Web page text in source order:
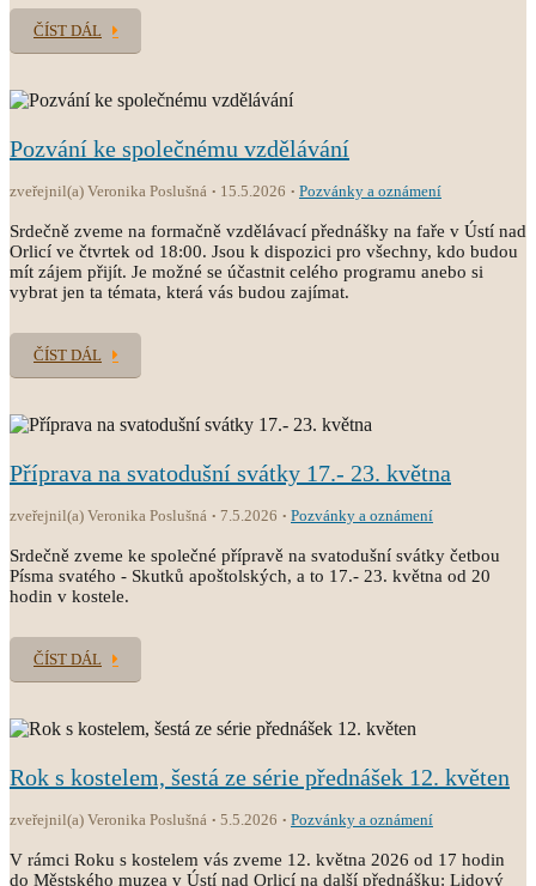
ČÍST DÁL
Pozvání ke společnému vzdělávání
zveřejnil(a) Veronika Poslušná 15.5.2026 Pozvánky a oznámení
Srdečně zveme na formačně vzdělávací přednášky na faře v Ústí nad
Orlicí ve čtvrtek od 18:00. Jsou k dispozici pro všechny, kdo budou
mít zájem přijít. Je možné se účastnit celého programu anebo si
vybrat jen ta témata, která vás budou zajímat.
ČÍST DÁL
Příprava na svatodušní svátky 17.- 23. května
zveřejnil(a) Veronika Poslušná 7.5.2026 Pozvánky a oznámení
Srdečně zveme ke společné přípravě na svatodušní svátky četbou
Písma svatého - Skutků apoštolských, a to 17.- 23. května od 20
hodin v kostele.
ČÍST DÁL
Rok s kostelem, šestá ze série přednášek 12. květen
zveřejnil(a) Veronika Poslušná 5.5.2026 Pozvánky a oznámení
V rámci Roku s kostelem vás zveme 12. května 2026 od 17 hodin
do Městského muzea v Ústí nad Orlicí na další přednášku: Lidový